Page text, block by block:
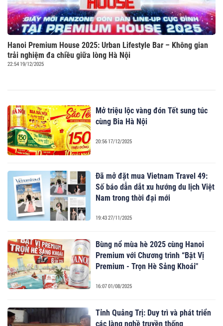
Hanoi Premium House 2025: Urban Lifestyle Bar – Không gian
trải nghiệm đa chiều giữa lòng Hà Nội
22:54 19/12/2025
Mở triệu lộc vàng đón Tết sung túc
cùng Bia Hà Nội
20:56 17/12/2025
Đã mở đặt mua Vietnam Travel 49:
Số báo dẫn dắt xu hướng du lịch Việt
Nam trong thời đại mới
19:43 27/11/2025
Bùng nổ mùa hè 2025 cùng Hanoi
Premium với Chương trình “Bật Vị
Premium - Trọn Hè Sảng Khoái"
16:07 01/08/2025
Tỉnh Quảng Trị: Duy trì và phát triển
các làng nghề truyền thống